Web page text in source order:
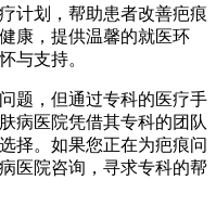
计划，帮助患者改善疤痕
康，提供温馨的就医环
与支持。
，但通过专科的医疗手
病医院凭借其专科的团队
择。如果您正在为疤痕问
医院咨询，寻求专科的帮